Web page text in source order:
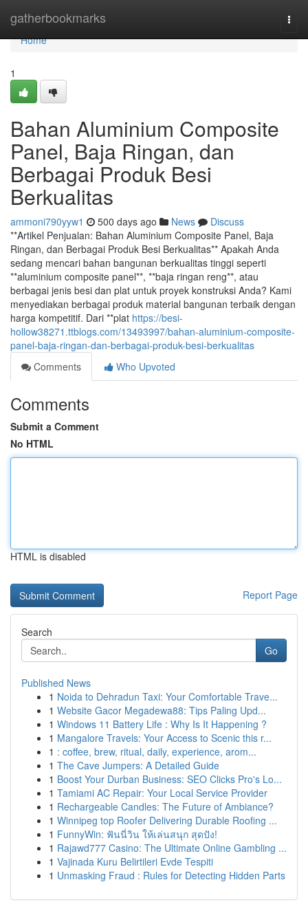
gatherbookmarks
Home
Home
1
Bahan Aluminium Composite
Panel, Baja Ringan, dan
Berbagai Produk Besi
Berkualitas
ammoni790yyw1 500 days ago News
Discuss
**Artikel Penjualan: Bahan Aluminium Composite Panel, Baja
Ringan, dan Berbagai Produk Besi Berkualitas** Apakah Anda
sedang mencari bahan bangunan berkualitas tinggi seperti
**aluminium composite panel**, **baja ringan reng**, atau
berbagai jenis besi dan plat untuk proyek konstruksi Anda? Kami
menyediakan berbagai produk material bangunan terbaik dengan
harga kompetitif. Dari **plat https://besi-
hollow38271.ttblogs.com/13493997/bahan-aluminium-composite-
panel-baja-ringan-dan-berbagai-produk-besi-berkualitas
Comments
Who Upvoted
Comments
Submit a Comment
No HTML
HTML is disabled
Report Page
Search
Go
Published News
1 Noida to Dehradun Taxi: Your Comfortable Trave...
1 Website Gacor Megadewa88: Tips Paling Upd...
1 Windows 11 Battery Life : Why Is It Happening ?
1 Mangalore Travels: Your Access to Scenic this r...
1 : coffee, brew, ritual, daily, experience, arom...
1 The Cave Jumpers: A Detailed Guide
1 Boost Your Durban Business: SEO Clicks Pro's Lo...
1 Tamiami AC Repair: Your Local Service Provider
1 Rechargeable Candles: The Future of Ambiance?
1 Winnipeg top Roofer Delivering Durable Roofing ...
1 FunnyWin: ฟันนี่วิน ให้เล่นสนุก สุดปัง!
1 Rajawd777 Casino: The Ultimate Online Gambling ...
1 Vajinada Kuru Belirtileri Evde Tespiti
1 Unmasking Fraud : Rules for Detecting Hidden Parts